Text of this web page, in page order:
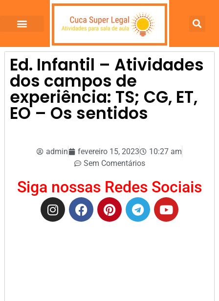
Ed. Infantil – Atividades
dos campos de
experiência: TS; CG, ET,
EO – Os sentidos
admin fevereiro 15, 2023
10:27 am
Sem Comentários
Siga nossas Redes Sociais